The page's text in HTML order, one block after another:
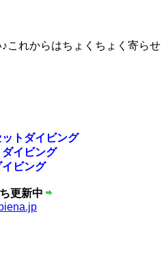
これからはちょくちょく寄らせ
トダイビング
イビング
ビング
更新中